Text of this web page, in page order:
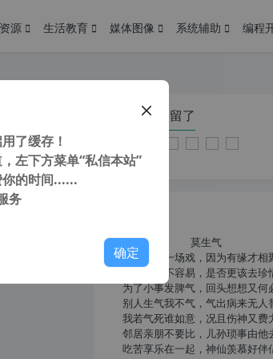
源 生活教育 媒体图像 系统辅助 编程
场app下载
间位于国
您在本页停留了
莫生气
人生就像一场戏，因为有缘才相
相扶到老不容易，是否更该去珍
为了小事发脾气，回头想想又何
别人生气我不气，气出病来无人
我若气死谁如意，况且伤神又费
邻居亲朋不要比，儿孙琐事由他
吃苦享乐在一起，神仙羡慕好伴
了缓存！
左下方菜单“私信本站”
的时间......
务
确定